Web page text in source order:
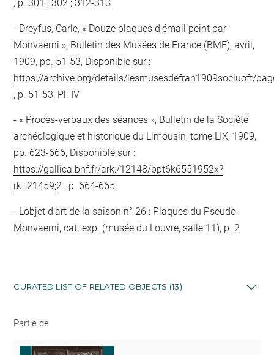
, p. 301 ; 302 ; 312-313
Dreyfus, Carle, « Douze plaques d'émail peint par
Monvaerni », Bulletin des Musées de France (BMF), avril,
1909, pp. 51-53, Disponible sur :
https://archive.org/details/lesmusesdefran1909sociuoft/
, p. 51-53, Pl. IV
« Procès-verbaux des séances », Bulletin de la Société
archéologique et historique du Limousin, tome LIX, 1909,
pp. 623-666, Disponible sur :
https://gallica.bnf.fr/ark:/12148/bpt6k6551952x?
rk=21459;2 , p. 664-665
L'objet d'art de la saison n° 26 : Plaques du Pseudo-
Monvaerni, cat. exp. (musée du Louvre, salle 11), p. 2
CURATED LIST OF RELATED OBJECTS (13)
Partie de